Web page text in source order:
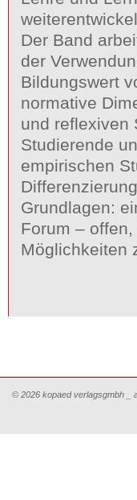
Der Band
der
Bildungswert
normative
und reflexiven
Studierende
empirischen
Grundlagen:
Forum –
Möglichkeiten
© 2026 kopaed verlagsgmbh _